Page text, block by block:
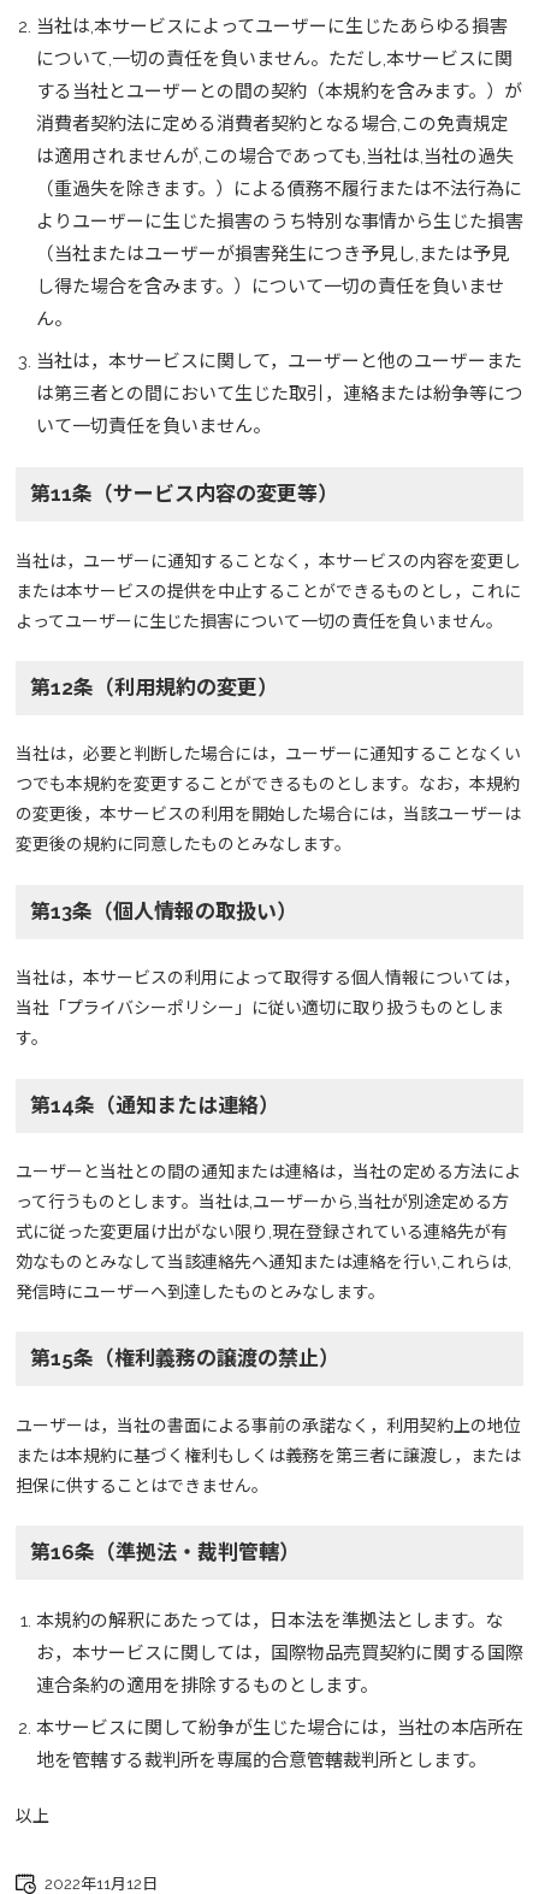
当社は,本サービスによってユーザーに生じたあらゆる損害
について,一切の責任を負いません。ただし,本サービスに関
する当社とユーザーとの間の契約（本規約を含みます。）が
消費者契約法に定める消費者契約となる場合,この免責規定
は適用されませんが,この場合であっても,当社は,当社の過失
（重過失を除きます。）による債務不履行または不法行為に
よりユーザーに生じた損害のうち特別な事情から生じた損害
（当社またはユーザーが損害発生につき予見し,または予見
し得た場合を含みます。）について一切の責任を負いませ
ん。
当社は，本サービスに関して，ユーザーと他のユーザーまた
は第三者との間において生じた取引，連絡または紛争等につ
いて一切責任を負いません。
第11条（サービス内容の変更等）
当社は，ユーザーに通知することなく，本サービスの内容を変更し
または本サービスの提供を中止することができるものとし，これに
よってユーザーに生じた損害について一切の責任を負いません。
第12条（利用規約の変更）
当社は，必要と判断した場合には，ユーザーに通知することなくい
つでも本規約を変更することができるものとします。なお，本規約
の変更後，本サービスの利用を開始した場合には，当該ユーザーは
変更後の規約に同意したものとみなします。
第13条（個人情報の取扱い）
当社は，本サービスの利用によって取得する個人情報については，
当社「プライバシーポリシー」に従い適切に取り扱うものとしま
す。
第14条（通知または連絡）
ユーザーと当社との間の通知または連絡は，当社の定める方法によ
って行うものとします。当社は,ユーザーから,当社が別途定める方
式に従った変更届け出がない限り,現在登録されている連絡先が有
効なものとみなして当該連絡先へ通知または連絡を行い,これらは,
発信時にユーザーへ到達したものとみなします。
第15条（権利義務の譲渡の禁止）
ユーザーは，当社の書面による事前の承諾なく，利用契約上の地位
または本規約に基づく権利もしくは義務を第三者に譲渡し，または
担保に供することはできません。
第16条（準拠法・裁判管轄）
本規約の解釈にあたっては，日本法を準拠法とします。な
お，本サービスに関しては，国際物品売買契約に関する国際
連合条約の適用を排除するものとします。
本サービスに関して紛争が生じた場合には，当社の本店所在
地を管轄する裁判所を専属的合意管轄裁判所とします。
以上
2022年11月12日